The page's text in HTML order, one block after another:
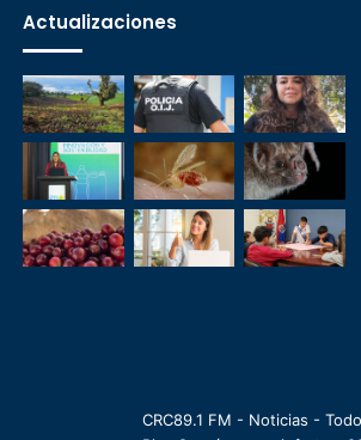
Actualizaciones
CRC89.1 FM - Noticias -